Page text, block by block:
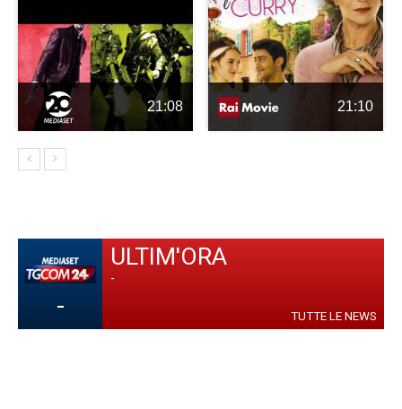
21:08 21:10
-
ULTIM'ORA
-
TUTTE LE NEWS